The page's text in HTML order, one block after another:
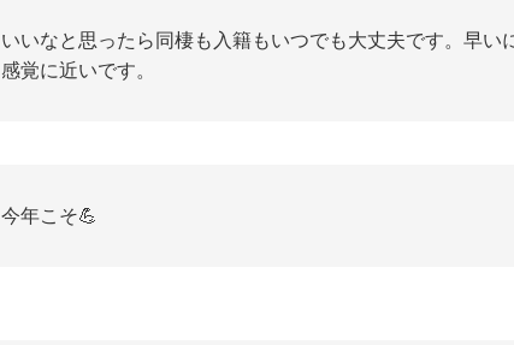
いいなと思ったら同棲も入籍もいつでも大丈夫です。早い
感覚に近いです。
今年こそ💪